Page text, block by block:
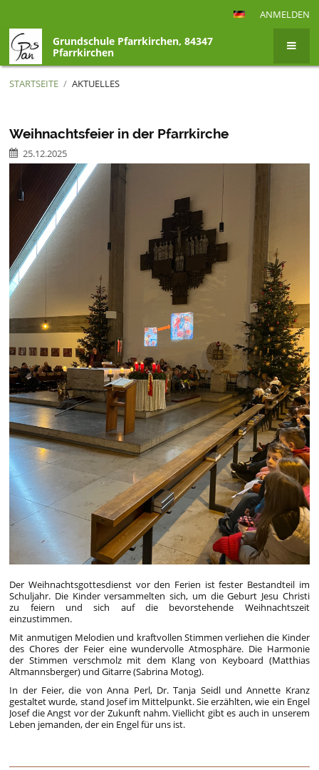
ANMELDEN
Grundschule Pfarrkirchen, 84347
Pfarrkirchen
STARTSEITE / AKTUELLES
Weihnachtsfeier in der Pfarrkirche
25.12.2025
Der Weihnachtsgottesdienst vor den Ferien ist fester Bestandteil im
Schuljahr. Die Kinder versammelten sich, um die Geburt Jesu Christi
zu feiern und sich auf die bevorstehende Weihnachtszeit
einzustimmen.
Mit anmutigen Melodien und kraftvollen Stimmen verliehen die Kinder
des Chores der Feier eine wundervolle Atmosphäre. Die Harmonie
der Stimmen verschmolz mit dem Klang von Keyboard (Matthias
Altmannsberger) und Gitarre (Sabrina Motog).
In der Feier, die von Anna Perl, Dr. Tanja Seidl und Annette Kranz
gestaltet wurde, stand Josef im Mittelpunkt. Sie erzählten, wie ein Engel
Josef die Angst vor der Zukunft nahm. Viellicht gibt es auch in unserem
Leben jemanden, der ein Engel für uns ist.